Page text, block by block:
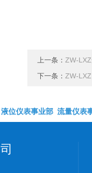
上一条： ZW-
下一条： ZW-
液位仪表事业部 流量仪表